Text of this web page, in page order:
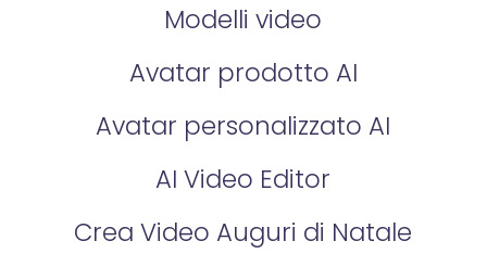
Modelli video
Avatar prodotto AI
Avatar personalizzato AI
AI Video Editor
Crea Video Auguri di Natale